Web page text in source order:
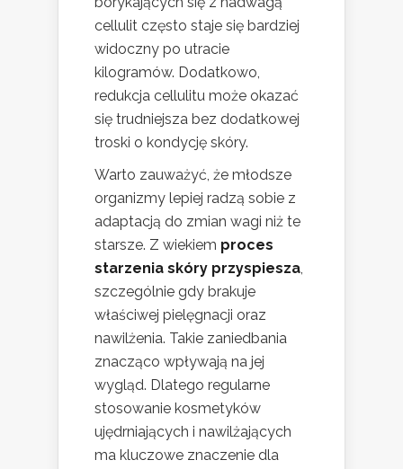
cellulit często staje się bardziej
widoczny po utracie
kilogramów. Dodatkowo,
redukcja cellulitu może okazać
się trudniejsza bez dodatkowej
troski o kondycję skóry.
Warto zauważyć, że młodsze
organizmy lepiej radzą sobie z
adaptacją do zmian wagi niż te
starsze. Z wiekiem proces
starzenia skóry przyspiesza,
szczególnie gdy brakuje
właściwej pielęgnacji oraz
nawilżenia. Takie zaniedbania
znacząco wpływają na jej
wygląd. Dlatego regularne
stosowanie kosmetyków
ujędrniających i nawilżających
ma kluczowe znaczenie dla